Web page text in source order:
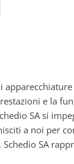
e la
SA si
a noi per
SA